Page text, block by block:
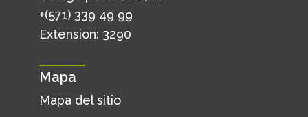
+(571) 339 49 99
Extension: 3290
Mapa
Mapa del sitio